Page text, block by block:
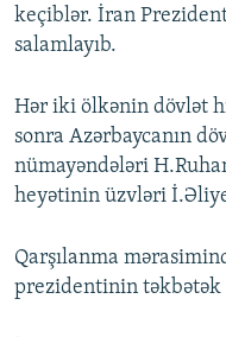
keçiblər. İran
salamlayıb.
Hər iki ölkənin dövlət
sonra Azərbaycanın
nümayəndələri
heyətinin üzvləri
Qarşılanma
prezidentinin təkbətək